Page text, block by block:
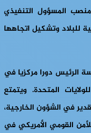
المسؤول التنفيذي
للبلاد وتشكيل اتجاهها
الرئيس دورا مركزيا في
المتحدة. ويتمتع
في الشؤون الخارجية،
القومي الأمريكي في